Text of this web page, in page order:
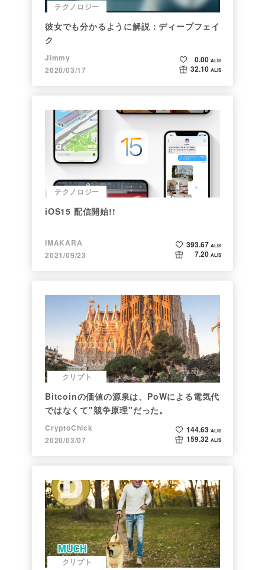
テクノロジー
彼女でも分かるように解説：ディープフェイ
ク
Jimmy
2020/03/17
0.00 ALIS
32.10 ALIS
テクノロジー
iOS15 配信開始!!
IMAKARA
2021/09/23
393.67 ALIS
7.20 ALIS
クリプト
Bitcoinの価値の源泉は、PoWによる電気代
ではなくて"競争原理"だった。
CryptoChick
2020/03/07
144.63 ALIS
159.32 ALIS
クリプト